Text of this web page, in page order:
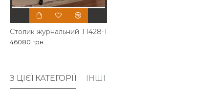
Столик журнальний T1428-1
46080 грн.
З ЦІЄЇ КАТЕГОРІЇ ІНШІ